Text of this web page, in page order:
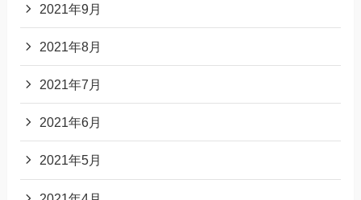
2021年9月
2021年8月
2021年7月
2021年6月
2021年5月